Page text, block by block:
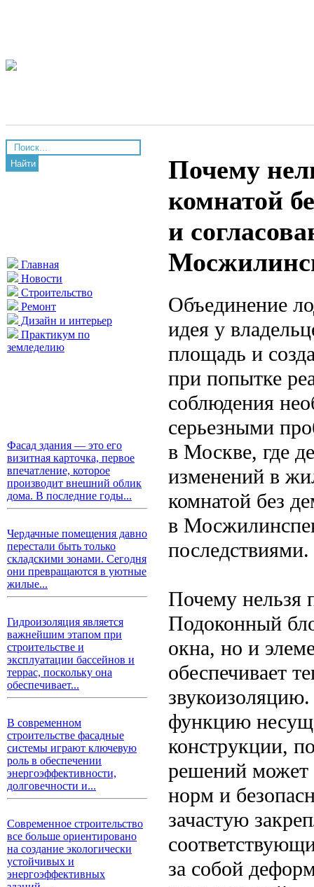
Найти
Главная
Новости
Строительство
Ремонт
Дизайн и интерьер
Практикум по
земледелию
Фасад здания — это его
визитная карточка, первое
впечатление, которое
производит внешний облик
дома. В последние годы...
Чердачные помещения давно
перестали быть только
складскими зонами. Сегодня
они превращаются в уютные
жилые...
Гидроизоляция является
важнейшим этапом при
строительстве и
эксплуатации бассейнов и
террас, поскольку она
обеспечивает...
В современном
строительстве фасадные
системы играют ключевую
роль в обеспечении
энергоэффективности,
долговечности и...
Современное строительство
все больше ориентировано
на создание экологически
устойчивых и
энергоэффективных
Почему
комнатой
и
Объединение
идея у
площадь и
при попытке
соблюдения
серьезными
в Москве, где
изменений в
комнатой без
в
последствиями.
Почему нельзя
Подоконный
окна, но и
обеспечивает
функцию
конструкции,
решений может
норм и
зачастую
за собой